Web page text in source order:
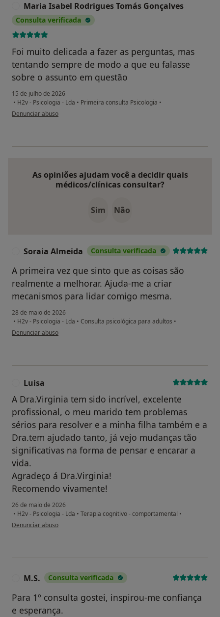
Maria Isabel Rodrigues Tomás Gonçalves
Consulta verificada
Foi muito delicada a fazer as perguntas, mas
tentando sempre de modo a que eu falasse
sobre o assunto em questão
15 de julho de 2026
• H2v - Psicologia - Lda • Primeira consulta Psicologia •
na opinião do utilizador Maria Isabel Rodrigues Tomás Gonçalves
Denunciar abuso
As opiniões ajudam você a decidir quais
médicos/clínicas consultar?
Sim Não
Soraia Almeida Consulta verificada
A primeira vez que sinto que as coisas são
realmente a melhorar. Ajuda-me a criar
mecanismos para lidar comigo mesma.
28 de maio de 2026
• H2v - Psicologia - Lda • Consulta psicológica para adultos •
na opinião do utilizador Soraia Almeida
Denunciar abuso
Luisa
A Dra.Virginia tem sido incrível, excelente
profissional, o meu marido tem problemas
sérios para resolver e a minha filha também e a
Dra.tem ajudado tanto, já vejo mudanças tão
significativas na forma de pensar e encarar a
vida.
Agradeço á Dra.Virginia!
Recomendo vivamente!
26 de maio de 2026
• H2v - Psicologia - Lda • Terapia cognitivo - comportamental •
na opinião do utilizador Luisa
Denunciar abuso
M.S. Consulta verificada
Para 1º consulta gostei, inspirou-me confiança
e esperança.